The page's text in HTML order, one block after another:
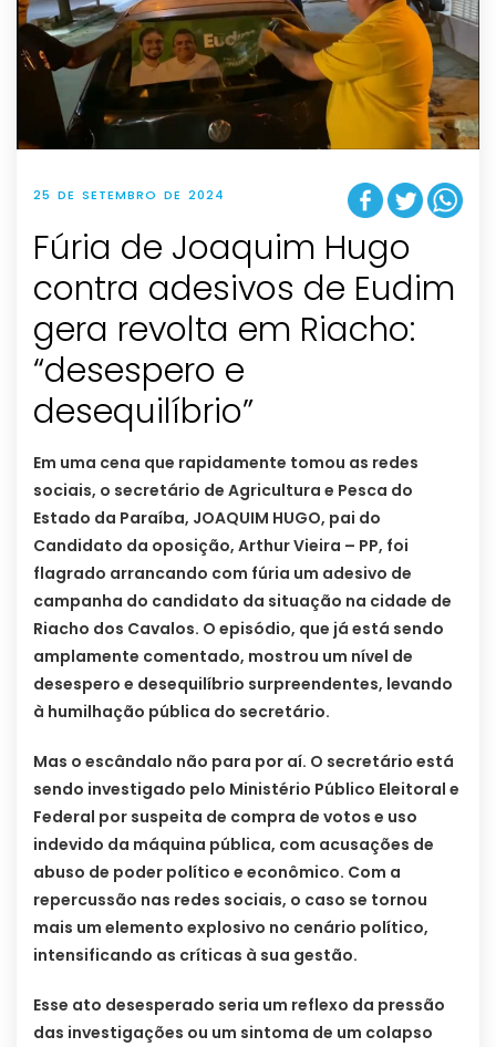
25 DE SETEMBRO DE 2024
Fúria de Joaquim Hugo
contra adesivos de Eudim
gera revolta em Riacho:
“desespero e
desequilíbrio”
Em uma cena que rapidamente tomou as redes
sociais, o secretário de Agricultura e Pesca do
Estado da Paraíba, JOAQUIM HUGO, pai do
Candidato da oposição, Arthur Vieira – PP, foi
flagrado arrancando com fúria um adesivo de
campanha do candidato da situação na cidade de
Riacho dos Cavalos. O episódio, que já está sendo
amplamente comentado, mostrou um nível de
desespero e desequilíbrio surpreendentes, levando
à humilhação pública do secretário.
Mas o escândalo não para por aí. O secretário está
sendo investigado pelo Ministério Público Eleitoral e
Federal por suspeita de compra de votos e uso
indevido da máquina pública, com acusações de
abuso de poder político e econômico. Com a
repercussão nas redes sociais, o caso se tornou
mais um elemento explosivo no cenário político,
intensificando as críticas à sua gestão.
Esse ato desesperado seria um reflexo da pressão
das investigações ou um sintoma de um colapso